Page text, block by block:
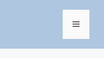
Menü